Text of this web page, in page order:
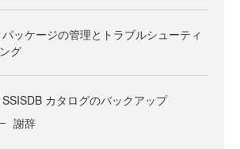
パッケージの管理とトラブルシューティ
ング
SSISDB カタログのバックアップ
謝辞